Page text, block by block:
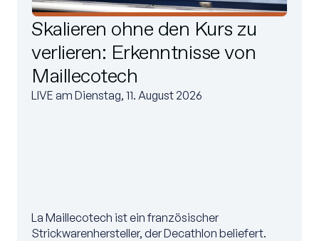
Skalieren ohne den Kurs zu
verlieren: Erkenntnisse von
Maillecotech
LIVE am Dienstag, 11. August 2026
La Maillecotech ist ein französischer
Strickwarenhersteller, der Decathlon beliefert.